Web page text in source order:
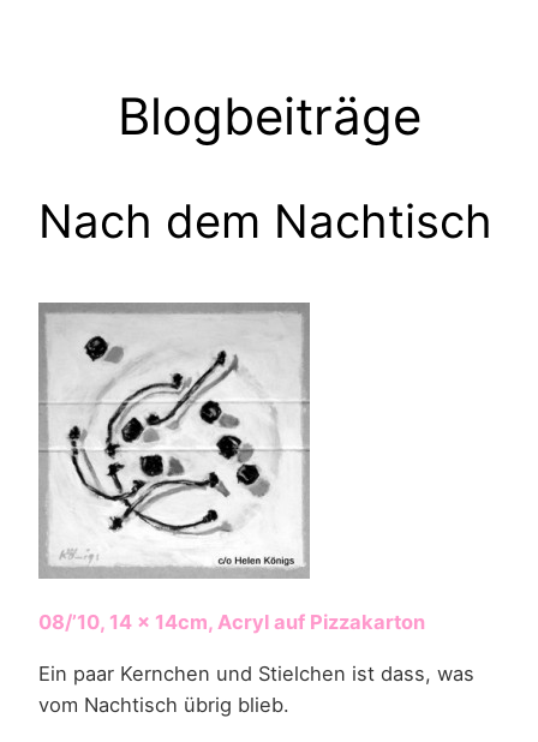
Blogbeiträge
Nach dem Nachtisch
08/’10, 14 x 14cm, Acryl auf Pizzakarton
Ein paar Kernchen und Stielchen ist dass, was
vom Nachtisch übrig blieb.